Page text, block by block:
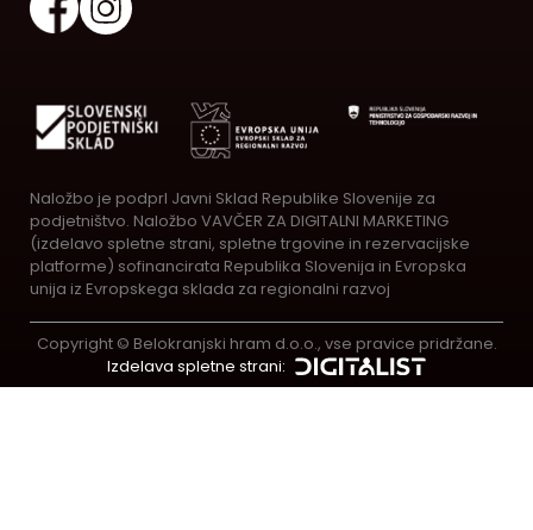
Naložbo je podprl Javni Sklad Republike Slovenije za
podjetništvo. Naložbo VAVČER ZA DIGITALNI MARKETING
(izdelavo spletne strani, spletne trgovine in rezervacijske
platforme) sofinancirata Republika Slovenija in Evropska
unija iz Evropskega sklada za regionalni razvoj
Copyright © Belokranjski hram d.o.o., vse pravice pridržane.
Izdelava spletne strani: